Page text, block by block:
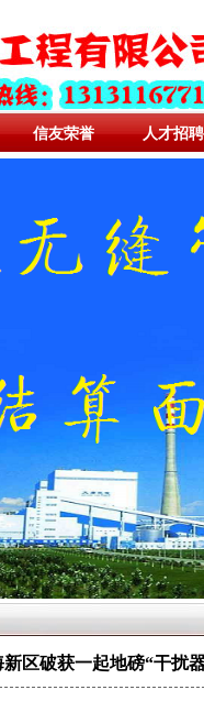
信友荣誉 人才招聘
新区破获一起地磅“干扰